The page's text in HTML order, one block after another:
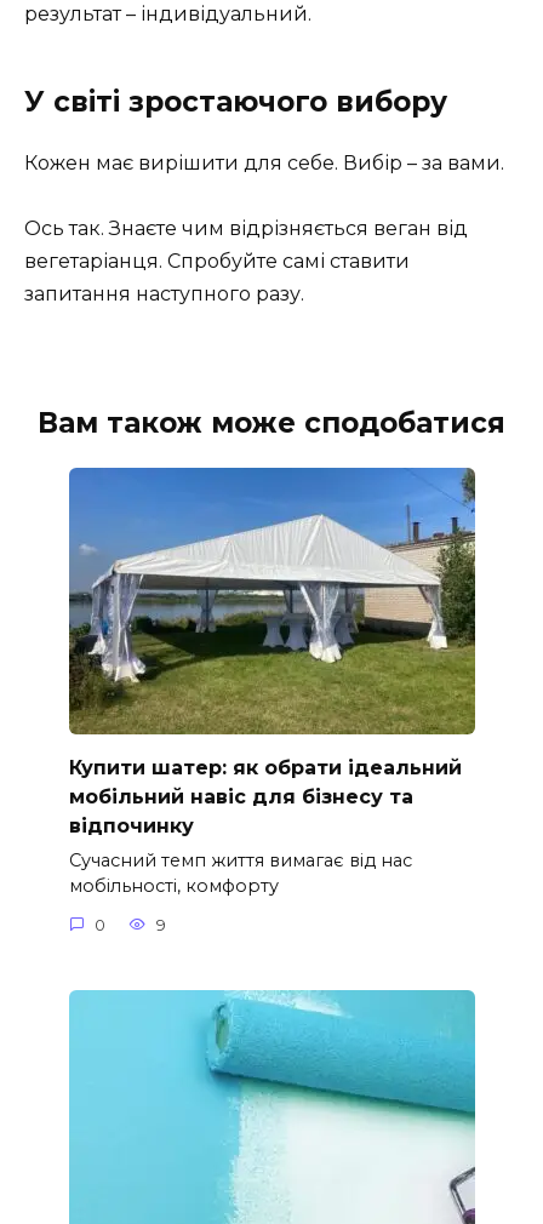
результат – індивідуальний.
У світі зростаючого вибору
Кожен має вирішити для себе. Вибір – за вами.
Ось так. Знаєте чим відрізняється веган від
вегетаріанця. Спробуйте самі ставити
запитання наступного разу.
Вам також може сподобатися
Купити шатер: як обрати ідеальний
мобільний навіс для бізнесу та
відпочинку
Сучасний темп життя вимагає від нас
мобільності, комфорту
0 9